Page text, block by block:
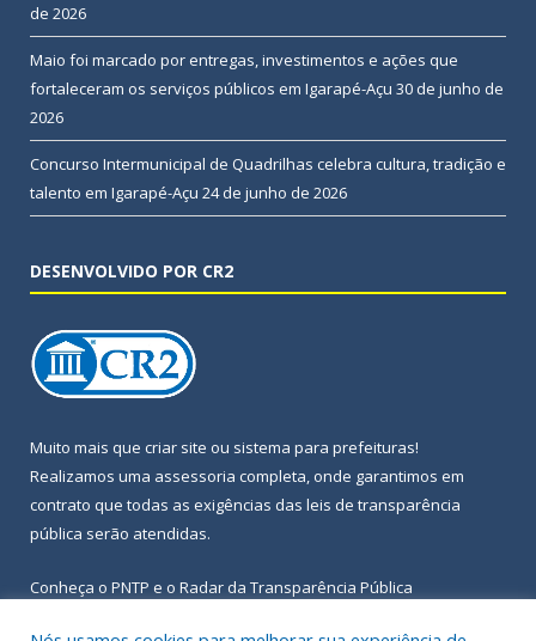
de 2026
Maio foi marcado por entregas, investimentos e ações que
fortaleceram os serviços públicos em Igarapé-Açu 30 de junho de
2026
Concurso Intermunicipal de Quadrilhas celebra cultura, tradição e
talento em Igarapé-Açu 24 de junho de 2026
DESENVOLVIDO POR CR2
Muito mais que criar site ou sistema para prefeituras!
Realizamos uma assessoria completa, onde garantimos em
contrato que todas as exigências das leis de transparência
pública serão atendidas.
Conheça o PNTP e o Radar da Transparência Pública